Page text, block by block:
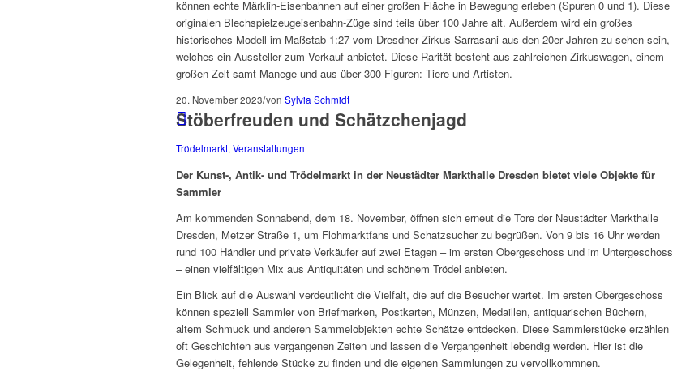
können echte Märklin-Eisenbahnen auf einer großen Fläche in Bewegung erleben (Spuren 0 und 1). Diese
originalen Blechspielzeugeisenbahn-Züge sind teils über 100 Jahre alt. Außerdem wird ein großes
historisches Modell im Maßstab 1:27 vom Dresdner Zirkus Sarrasani aus den 20er Jahren zu sehen sein,
welches ein Aussteller zum Verkauf anbietet. Diese Rarität besteht aus zahlreichen Zirkuswagen, einem
großen Zelt samt Manege und aus über 300 Figuren: Tiere und Artisten.
20. November 2023/von Sylvia Schmidt
Stöberfreuden und Schätzchenjagd
Trödelmarkt,Veranstaltungen
Der Kunst-, Antik- und Trödelmarkt in der Neustädter Markthalle Dresden bietet viele Objekte für
Sammler
Am kommenden Sonnabend, dem 18. November, öffnen sich erneut die Tore der Neustädter Markthalle
Dresden, Metzer Straße 1, um Flohmarktfans und Schatzsucher zu begrüßen. Von 9 bis 16 Uhr werden
rund 100 Händler und private Verkäufer auf zwei Etagen – im ersten Obergeschoss und im Untergeschoss
– einen vielfältigen Mix aus Antiquitäten und schönem Trödel anbieten.
Ein Blick auf die Auswahl verdeutlicht die Vielfalt, die auf die Besucher wartet. Im ersten Obergeschoss
können speziell Sammler von Briefmarken, Postkarten, Münzen, Medaillen, antiquarischen Büchern,
altem Schmuck und anderen Sammelobjekten echte Schätze entdecken. Diese Sammlerstücke erzählen
oft Geschichten aus vergangenen Zeiten und lassen die Vergangenheit lebendig werden. Hier ist die
Gelegenheit, fehlende Stücke zu finden und die eigenen Sammlungen zu vervollkommnen.